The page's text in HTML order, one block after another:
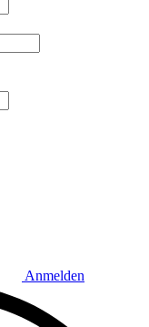
Anmelden